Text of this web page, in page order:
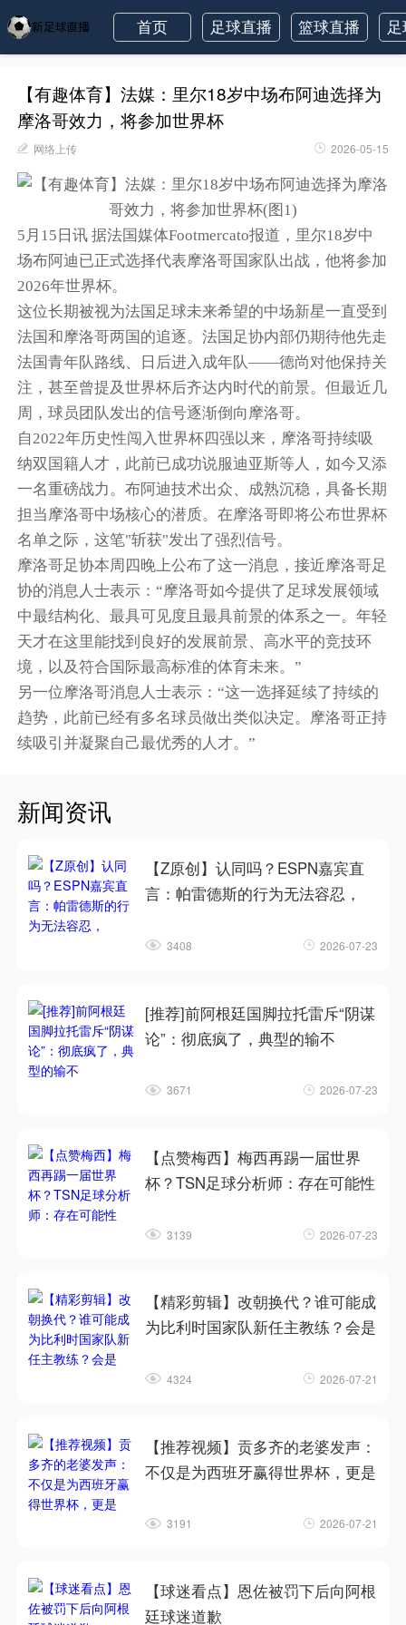
首页 足球直播 篮球直播
【有趣体育】法媒：里尔18岁中场布阿迪选择为
摩洛哥效力，将参加世界杯
网络上传 2026-05-15
5月15日讯 据法国媒体Footmercato报道，里尔18岁中
场布阿迪已正式选择代表摩洛哥国家队出战，他将参加
2026年世界杯。
这位长期被视为法国足球未来希望的中场新星一直受到
法国和摩洛哥两国的追逐。法国足协内部仍期待他先走
法国青年队路线、日后进入成年队——德尚对他保持关
注，甚至曾提及世界杯后齐达内时代的前景。但最近几
周，球员团队发出的信号逐渐倒向摩洛哥。
自2022年历史性闯入世界杯四强以来，摩洛哥持续吸
纳双国籍人才，此前已成功说服迪亚斯等人，如今又添
一名重磅战力。布阿迪技术出众、成熟沉稳，具备长期
担当摩洛哥中场核心的潜质。在摩洛哥即将公布世界杯
名单之际，这笔"斩获"发出了强烈信号。
摩洛哥足协本周四晚上公布了这一消息，接近摩洛哥足
协的消息人士表示：“摩洛哥如今提供了足球发展领域
中最结构化、最具可见度且最具前景的体系之一。年轻
天才在这里能找到良好的发展前景、高水平的竞技环
境，以及符合国际最高标准的体育未来。”
另一位摩洛哥消息人士表示：“这一选择延续了持续的
趋势，此前已经有多名球员做出类似决定。摩洛哥正持
续吸引并凝聚自己最优秀的人才。”
新闻资讯
【Z原创】认同吗？ESPN嘉宾直
言：帕雷德斯的行为无法容忍，
3408 2026-07-23
[推荐]前阿根廷国脚拉托雷斥“阴谋
论”：彻底疯了，典型的输不
3671 2026-07-23
【点赞梅西】梅西再踢一届世界
杯？TSN足球分析师：存在可能性
3139 2026-07-23
【精彩剪辑】改朝换代？谁可能成
为比利时国家队新任主教练？会是
4324 2026-07-21
【推荐视频】贡多齐的老婆发声：
不仅是为西班牙赢得世界杯，更是
3191 2026-07-21
【球迷看点】恩佐被罚下后向阿根
廷球迷道歉